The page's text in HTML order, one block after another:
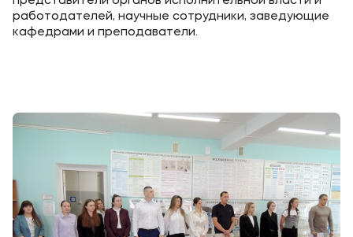
Банковские реквизиты
Карьера
Приемная комиссия
+7 (4852) 74-48-91
+7 (4852) 25-25-51
+7-968-593-08-28 - сотовый
работодателей, научные сотрудники, заведующие
кафедрами и преподаватели.